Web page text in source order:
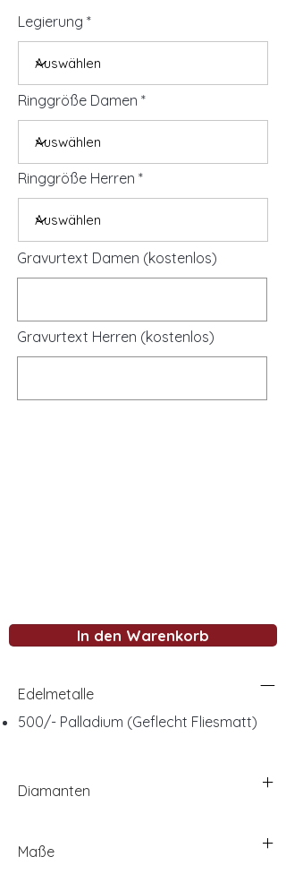
Legierung
Ringgröße Damen
Ringgröße Herren
Gravurtext Damen (kostenlos)
Gravurtext Herren (kostenlos)
In den Warenkorb
Edelmetalle
500/- Palladium (Geflecht Fliesmatt)
Diamanten
Maße